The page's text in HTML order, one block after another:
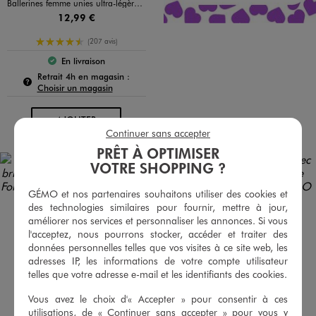
Ballerines femme unies ultra-légères à bout drapé - Valentina Baldano
12,99 €
4.5/5 de moyenne
(207 avis)
Le produit est disponible :
En livraison
Retrait 4h en magasin :Pour connaître la disponibilité de ce produit :
Choisir un magasin
AJOUTERAU PANIER
PRÊT À OPTIMISER
VOTRE SHOPPING ?
GÉMO et nos partenaires souhaitons utiliser des cookies et
des technologies similaires pour fournir, mettre à jour,
améliorer nos services et personnaliser les annonces. Si vous
l'acceptez, nous pourrons stocker, accéder et traiter des
données personnelles telles que vos visites à ce site web, les
adresses IP, les informations de votre compte utilisateur
telles que votre adresse e-mail et les identifiants des cookies.
Vous avez le choix d'« Accepter » pour consentir à ces
utilisations, de « Continuer sans accepter » pour vous y
Continuer sans accepter